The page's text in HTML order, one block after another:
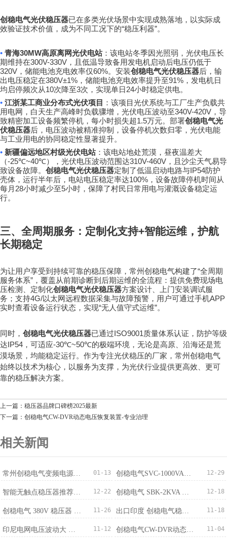
创稳电气光伏稳压器已在多类光伏场景中实现成熟落地，以实际成
效验证技术价值，成为不同工况下的“稳压利器”。
• 青海30MW高原离网光伏电站：该电站冬季因光照弱，光伏电压长
期维持在300V-330V ，且低温导致备用发电机启动后电压仍低于
320V ，储能电池充电效率仅60%。安装创稳电气光伏稳压器后，输
出电压稳定在380V±1% ，储能电池充电效率提升至91% ，发电机日
均启停频次从10次降至3次，实现单日24小时稳定供电。
• 江浙某工商业分布式光伏项目
：该项目光伏系统与工厂生产负载共
用电网，白天生产高峰时负载骤增，光伏电压波动至340V-420V ，导
致精密加工设备频繁停机，每小时损失超1.5万元。部署创稳电气光
伏稳压器后，电压波动被精准抑制，设备停机次数归零，光伏电能
与工业用电的协同稳定性显著提升。
• 新疆偏远地区村级光伏电站：该电站地处荒漠，昼夜温差大
（-25℃~40℃），光伏电压波动范围达310V-460V ，且沙尘天气易导
致设备故障。 创稳电气光伏稳压器定制了低温启动电路与IP54防护
壳体，运行半年后，电站电压稳定率达100% ，设备故障停机时间从
每月 28小时减少至5小时，保障了村民日常用电与灌溉设备稳定运
行。
三、全周期服务：定制化支持+智能运维，护航
长期稳定
为让用户享受到持续可靠的稳压保障，常州创稳电气构建了“全周期
服务体系” ，覆盖从前期诊断到后期运维的全流程：提供免费现场电
压检测、定制化创稳电气光伏稳压器方案设计、上门安装调试服
务；支持4G/以太网远程数据采集与故障预警，用户可通过手机APP
实时查看设备运行状态，实现“无人值守式运维”。
同时， 创稳电气光伏稳压器已通过ISO9001质量体系认证，防护等级
达IP54 ，可适应-30℃~50℃的极端环境，无论是高原、沿海还是荒
漠场景，均能稳定运行。作为专注光伏稳压的厂家，常州创稳电气
始终以技术为核心，以服务为支撑，为光伏行业提供更高效、更可
靠的稳压解决方案。
上一篇：稳压器品牌口碑榜2025最新
下一篇：创稳电气CW-DVR动态电压恢复装置-专业治理
相关新闻
常州创稳电气变频电源成功出口越南，国际化布局稳步推进 01-13 创稳电气SVC-1000VA稳压器获100台订单适配监控220V/110V 12-29
智能无触点稳​压器推荐：免维护+稳压精度±0.5% 12-22 创稳电气 SBK-2KVA 三相干式变压器 380V 转 220V 批量订购完成 12-18
创稳电气 380V 稳压器 500KVA 成功出口马来西亚 赋能精密制造电压稳定新标杆 11-26 出口印度 创稳电气稳压器厂家：中国智造筑牢南亚供电防线 11-18
印尼电网电压波动大 创稳电气稳压器提供稳定解决方案 11-12 创稳电气CW-DVR动态电压恢复装置-专业治理 11-04